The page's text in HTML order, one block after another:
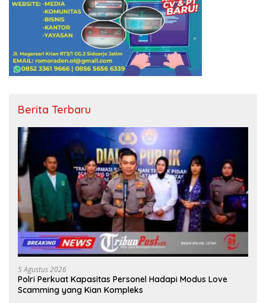
Berita Terbaru
5 Agustus 2026
Polri Perkuat Kapasitas Personel Hadapi Modus Love
Scamming yang Kian Kompleks